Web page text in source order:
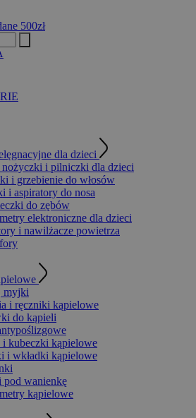
500zł
dla dzieci
i pilniczki dla dzieci
i grzebienie do włosów
i aspiratory do nosa
do zębów
elektroniczne dla dzieci
i nawilżacze powietrza
myjki
i ręczniki kąpielowe
do kąpieli
i kubeczki kąpielowe
i wkładki kąpielowe
pod wanienkę
kąpielowe